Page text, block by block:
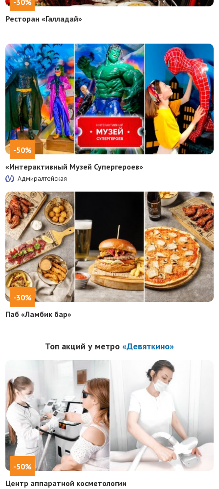
-30%
Ресторан «Галладай»
-50%
«Интерактивный Музей Супергероев»
Адмиралтейская
-30%
Паб «Ламбик бар»
Топ акций у метро «Девяткино»
-50%
Центр аппаратной косметологии